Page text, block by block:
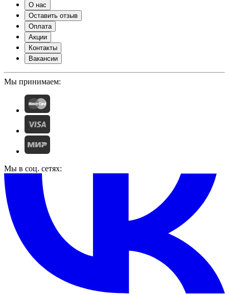
О нас
Оставить отзыв
Оплата
Акции
Контакты
Вакансии
Мы принимаем:
Мы в соц. сетях: